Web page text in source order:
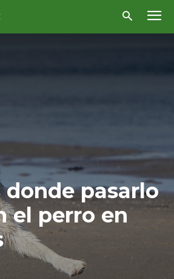
donde pasarlo
el perro en